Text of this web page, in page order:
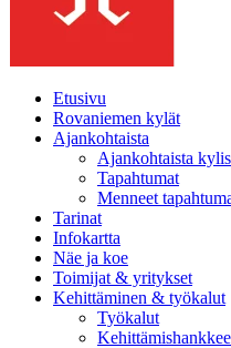
Etusivu
Rovaniemen kylät
Ajankohtaista
Ajankohtaista
Tapahtumat
Menneet
Tarinat
Infokartta
Näe ja koe
Toimijat & yritykset
Kehittäminen & työkalut
Työkalut